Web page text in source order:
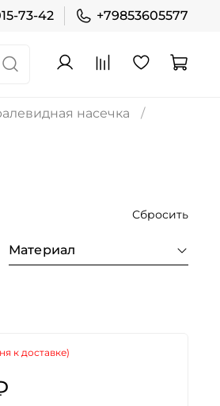
73-42 +79853605577
насечка
Сбросить
Материал
к доставке)